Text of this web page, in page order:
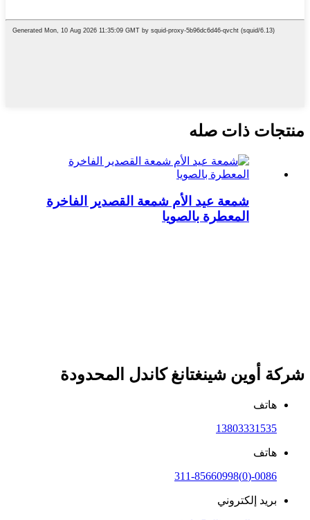
منتجات ذات صله
شمعة عيد الأم شمعة القصدير الفاخرة
المعطرة بالصويا
شركة أوين شينغتانغ كاندل المحدودة
هاتف
13803331535
هاتف
0086-(0)311-85660998
بريد إلكتروني